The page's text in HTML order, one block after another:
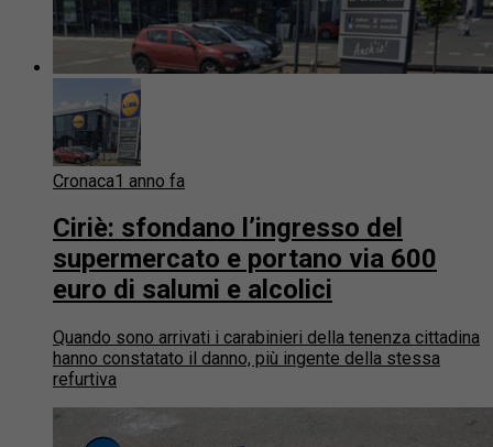
Cronaca1 anno fa
Ciriè: sfondano l’ingresso del
supermercato e portano via 600
euro di salumi e alcolici
Quando sono arrivati i carabinieri della tenenza cittadina
hanno constatato il danno, più ingente della stessa
refurtiva